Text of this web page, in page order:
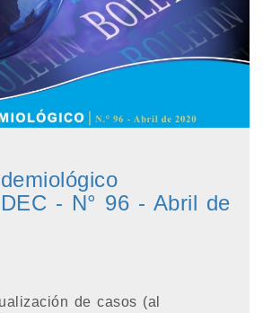
- N° 96 - Abril de
de casos (al